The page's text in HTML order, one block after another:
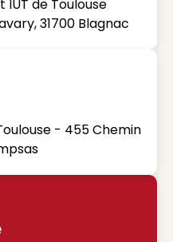
IUT de Toulouse
31700 Blagnac
- 455 Chemin